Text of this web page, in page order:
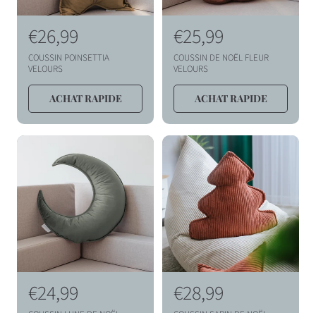
P
r
i
x
h
a
t
u
e
l
€26,99
COUSSIN POINSETTIA
VELOURS
ACHAT RAPIDE
P
r
i
x
h
a
b
i
t
u
e
l
€25,99
COUSSIN DE NOËL FLEUR
VELOURS
ACHAT RAPIDE
P
€24,99 P
€28,99